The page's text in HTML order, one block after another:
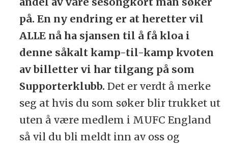
på. En ny endring er at heretter vil
ALLE nå ha sjansen til å få kloa i
denne såkalt kamp-til-kamp kvoten
av billetter vi har tilgang på som
Supporterklubb. Det er verdt å merke
seg at hvis du som søker blir trukket ut
uten å være medlem i MUFC England
så vil du bli meldt inn av oss og